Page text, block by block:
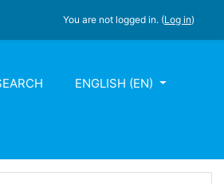
You are not logged in. (Log in)
ENGLISH ‎(EN)‎